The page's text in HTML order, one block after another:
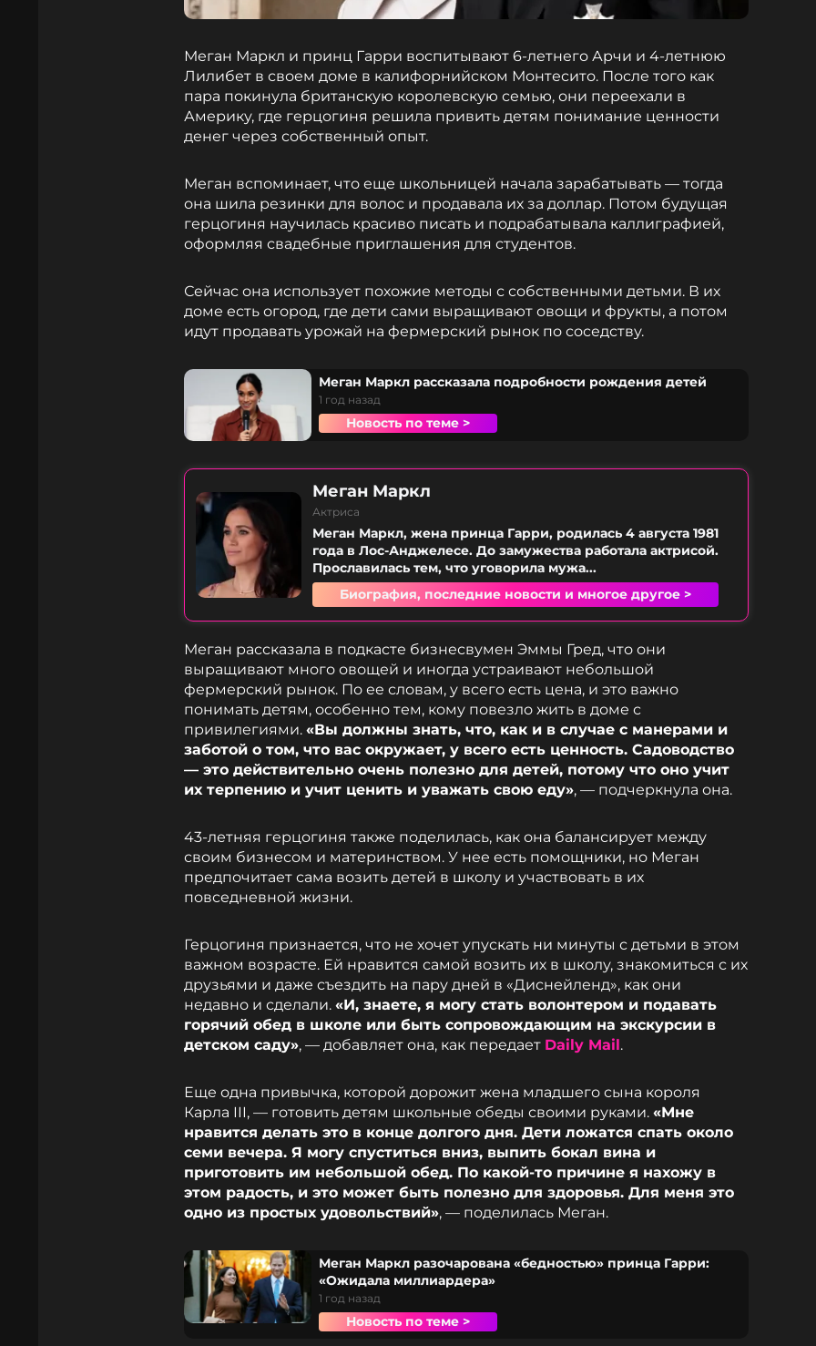
Меган Маркл и принц Гарри воспитывают 6-летнего Арчи и 4-летнюю
Лилибет в своем доме в калифорнийском Монтесито. После того как
пара покинула британскую королевскую семью, они переехали в
Америку, где герцогиня решила привить детям понимание ценности
денег через собственный опыт.
Меган вспоминает, что еще школьницей начала зарабатывать — тогда
она шила резинки для волос и продавала их за доллар. Потом будущая
герцогиня научилась красиво писать и подрабатывала каллиграфией,
оформляя свадебные приглашения для студентов.
Сейчас она использует похожие методы с собственными детьми. В их
доме есть огород, где дети сами выращивают овощи и фрукты, а потом
идут продавать урожай на фермерский рынок по соседству.
Меган Маркл рассказала подробности рождения детей
1 год назад
Новость по теме >
Меган Маркл
Актриса
Меган Маркл, жена принца Гарри, родилась 4 августа 1981
года в Лос-Анджелесе. До замужества работала актрисой.
Прославилась тем, что уговорила мужа...
Биография, последние новости и многое другое >
Меган рассказала в подкасте бизнесвумен Эммы Гред, что они
выращивают много овощей и иногда устраивают небольшой
фермерский рынок. По ее словам, у всего есть цена, и это важно
понимать детям, особенно тем, кому повезло жить в доме с
привилегиями. «Вы должны знать, что, как и в случае с манерами и
заботой о том, что вас окружает, у всего есть ценность. Садоводство
— это действительно очень полезно для детей, потому что оно учит
их терпению и учит ценить и уважать свою еду», — подчеркнула она.
43-летняя герцогиня также поделилась, как она балансирует между
своим бизнесом и материнством. У нее есть помощники, но Меган
предпочитает сама возить детей в школу и участвовать в их
повседневной жизни.
Герцогиня признается, что не хочет упускать ни минуты с детьми в этом
важном возрасте. Ей нравится самой возить их в школу, знакомиться с их
друзьями и даже съездить на пару дней в «Диснейленд», как они
недавно и сделали. «И, знаете, я могу стать волонтером и подавать
горячий обед в школе или быть сопровождающим на экскурсии в
детском саду», — добавляет она, как передает Daily Mail.
Еще одна привычка, которой дорожит жена младшего сына короля
Карла III, — готовить детям школьные обеды своими руками. «Мне
нравится делать это в конце долгого дня. Дети ложатся спать около
семи вечера. Я могу спуститься вниз, выпить бокал вина и
приготовить им небольшой обед. По какой-то причине я нахожу в
этом радость, и это может быть полезно для здоровья. Для меня это
одно из простых удовольствий», — поделилась Меган.
Меган Маркл разочарована «бедностью» принца Гарри:
«Ожидала миллиардера»
1 год назад
Новость по теме >